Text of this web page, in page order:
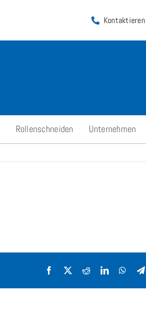
Rollenschneiden Unternehmen
Facebook
X RedditLinkedIn